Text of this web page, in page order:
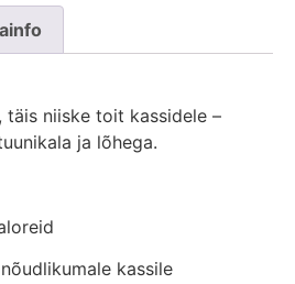
täis niiske toit kassidele –
ja lõhega.
kassile